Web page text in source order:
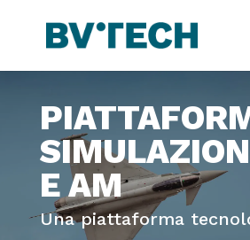
E AM
Una piattaforma